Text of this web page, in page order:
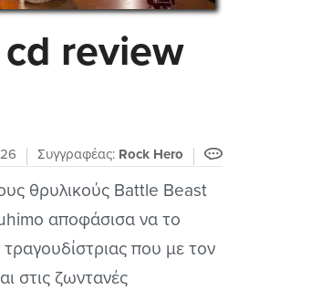
review
Συγγραφέας: Rock Hero
θρυλικούς Battle Beast
αποφάσισα να το
τραγουδίστριας που με τον
στις ζωντανές